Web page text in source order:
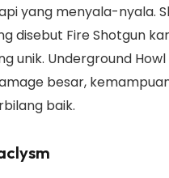
yang menyala-nyala.
disebut Fire Shotgun
unik. Underground
besar,
baik.